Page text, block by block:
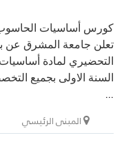
كورس أساسيات
تعلن جامعة المشرق عن
التحضيري لمادة
السنة الاولى بجميع
...
المبنى الرئيسي